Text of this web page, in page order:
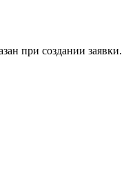
при создании заявки.